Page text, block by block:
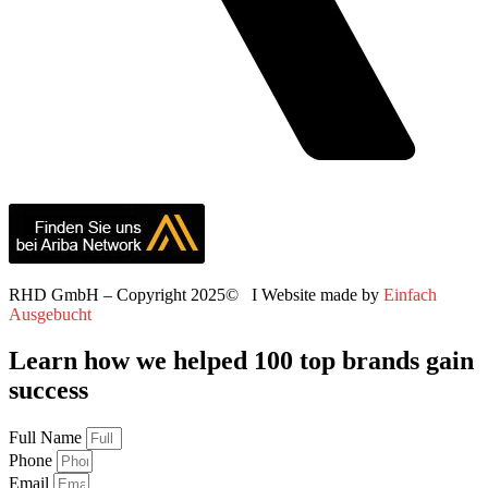
RHD GmbH – Copyright 2025© I Website made by Einfach
Ausgebucht
Learn how we helped 100 top brands gain
success
Full Name
Phone
Email